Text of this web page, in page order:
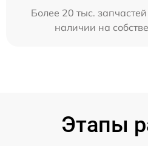
Более 20 тыс.
наличии на
Этапы